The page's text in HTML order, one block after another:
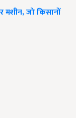
मशीन, जो किसानों